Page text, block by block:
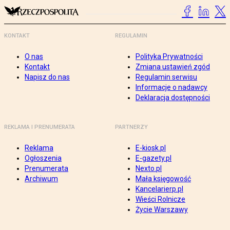
KONTAKT
O nas
Kontakt
Napisz do nas
REGULAMIN
Polityka Prywatności
Zmiana ustawień zgód
Regulamin serwisu
Informacje o nadawcy
Deklaracja dostępności
REKLAMA I PRENUMERATA
Reklama
Ogłoszenia
Prenumerata
Archiwum
PARTNERZY
E-kiosk.pl
E-gazety.pl
Nexto.pl
Mała księgowość
Kancelarierp.pl
Wieści Rolnicze
Życie Warszawy